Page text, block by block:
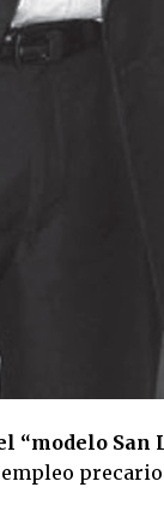
“modelo San